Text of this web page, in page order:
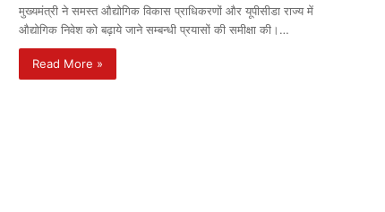
मुख्यमंत्री ने समस्त औद्योगिक विकास प्राधिकरणों और यूपीसीडा राज्य में
औद्योगिक निवेश को बढ़ाये जाने सम्बन्धी प्रयासों की समीक्षा की।…
Read More »